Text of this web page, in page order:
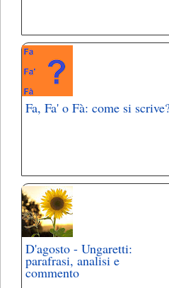
Fa, Fa' o Fà: come si
D'agosto - Ungaretti:
parafrasi, analisi e
commento